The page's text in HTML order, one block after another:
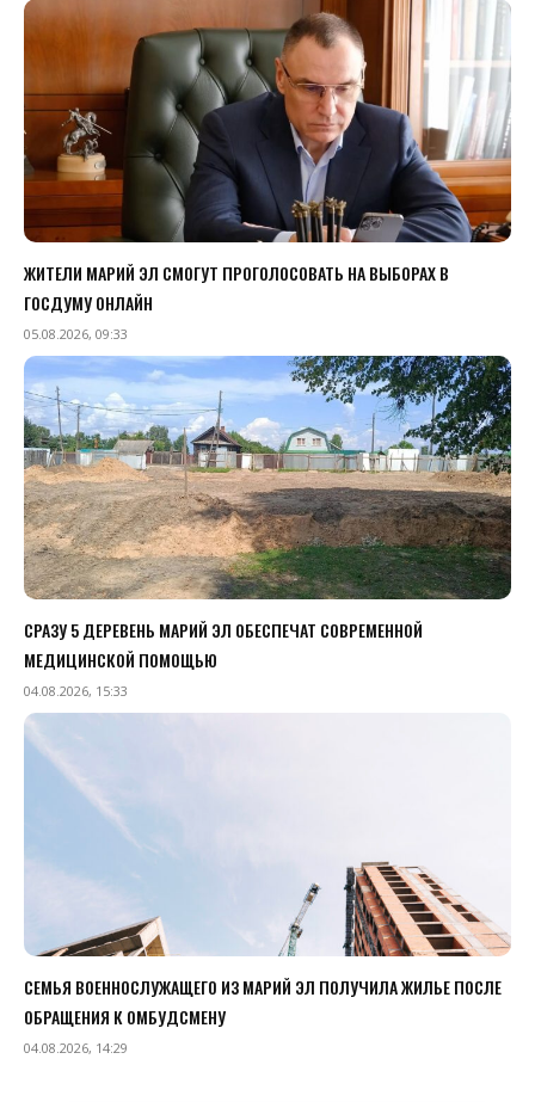
ЖИТЕЛИ МАРИЙ ЭЛ СМОГУТ ПРОГОЛОСОВАТЬ НА ВЫБОРАХ В
ГОСДУМУ ОНЛАЙН
05.08.2026, 09:33
СРАЗУ 5 ДЕРЕВЕНЬ МАРИЙ ЭЛ ОБЕСПЕЧАТ СОВРЕМЕННОЙ
МЕДИЦИНСКОЙ ПОМОЩЬЮ
04.08.2026, 15:33
СЕМЬЯ ВОЕННОСЛУЖАЩЕГО ИЗ МАРИЙ ЭЛ ПОЛУЧИЛА ЖИЛЬЕ ПОСЛЕ
ОБРАЩЕНИЯ К ОМБУДСМЕНУ
04.08.2026, 14:29